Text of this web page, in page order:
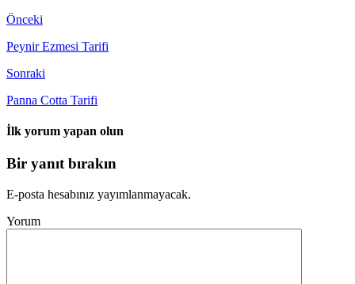
Önceki
Peynir Ezmesi Tarifi
Sonraki
Panna Cotta Tarifi
İlk yorum yapan olun
Bir yanıt bırakın
E-posta hesabınız yayımlanmayacak.
Yorum